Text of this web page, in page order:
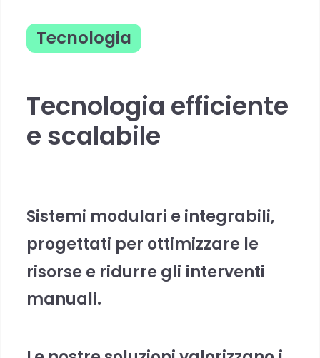
Tecnologia
Tecnologia efficiente
e scalabile
Sistemi modulari e integrabili,
progettati per ottimizzare le
risorse e ridurre gli interventi
manuali.